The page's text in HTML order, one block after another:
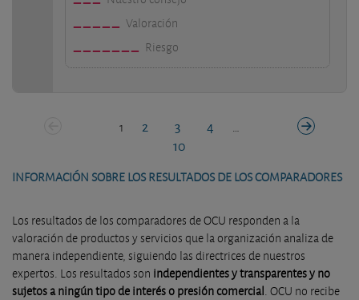
Valoración
Riesgo
1 2 3 4 …
10
INFORMACIÓN SOBRE LOS RESULTADOS DE LOS COMPARADORES
Los resultados de los comparadores de OCU responden a la
valoración de productos y servicios que la organización analiza de
manera independiente, siguiendo las directrices de nuestros
expertos. Los resultados son independientes y transparentes y no
sujetos a ningún tipo de interés o presión comercial. OCU no recibe